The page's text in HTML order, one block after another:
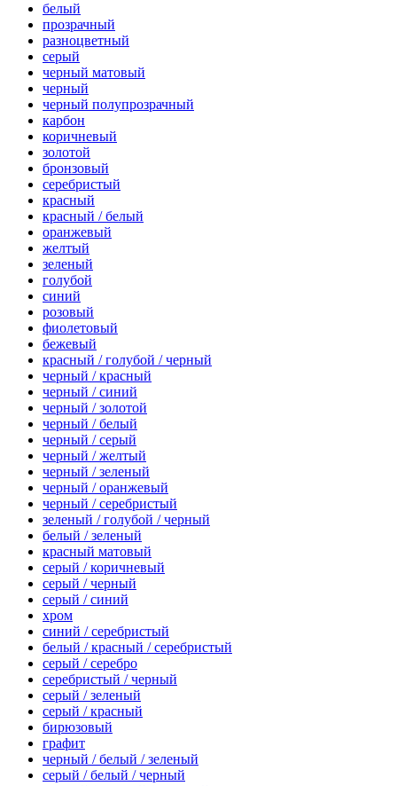
белый
прозрачный
разноцветный
серый
черный матовый
черный
черный полупрозрачный
карбон
коричневый
золотой
бронзовый
серебристый
красный
красный / белый
оранжевый
желтый
зеленый
голубой
синий
розовый
фиолетовый
бежевый
красный / голубой / черный
черный / красный
черный / синий
черный / золотой
черный / белый
черный / серый
черный / желтый
черный / зеленый
черный / оранжевый
черный / серебристый
зеленый / голубой / черный
белый / зеленый
красный матовый
серый / коричневый
серый / черный
серый / синий
хром
синий / серебристый
белый / красный / серебристый
серый / серебро
серебристый / черный
серый / зеленый
серый / красный
бирюзовый
графит
черный / белый / зеленый
серый / белый / черный